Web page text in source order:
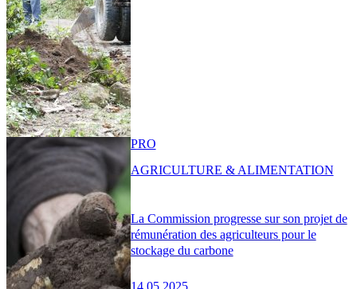
La Commission progresse sur son projet de
rémunération des agriculteurs pour le
stockage du carbone
PRO
AGRICULTURE & ALIMENTATION